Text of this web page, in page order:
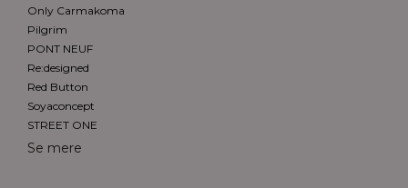
Only Carmakoma
Pilgrim
PONT NEUF
Re:designed
Red Button
Soyaconcept
STREET ONE
Se mere